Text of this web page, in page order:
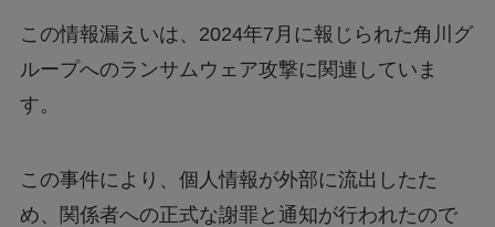
この情報漏えいは、2024年7月に報じられた角川グ
ループへのランサムウェア攻撃に関連していま
す。
この事件により、個人情報が外部に流出したた
め、関係者への正式な謝罪と通知が行われたので